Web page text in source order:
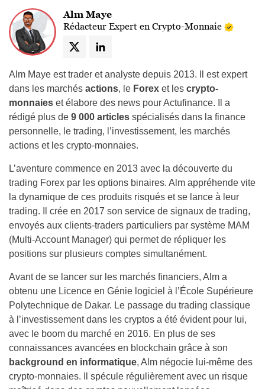
Alm Maye
Rédacteur Expert en Crypto-Monnaie
Alm Maye est trader et analyste depuis 2013. Il est expert
dans les marchés actions, le Forex et les crypto-
monnaies et élabore des news pour Actufinance. Il a
rédigé plus de 9 000 articles spécialisés dans la finance
personnelle, le trading, l’investissement, les marchés
actions et les crypto-monnaies.
L’aventure commence en 2013 avec la découverte du
trading Forex par les options binaires. Alm appréhende vite
la dynamique de ces produits risqués et se lance à leur
trading. Il crée en 2017 son service de signaux de trading,
envoyés aux clients-traders particuliers par système MAM
(Multi-Account Manager) qui permet de répliquer les
positions sur plusieurs comptes simultanément.
Avant de se lancer sur les marchés financiers, Alm a
obtenu une Licence en Génie logiciel à l’École Supérieure
Polytechnique de Dakar. Le passage du trading classique
à l’investissement dans les cryptos a été évident pour lui,
avec le boom du marché en 2016. En plus de ses
connaissances avancées en blockchain grâce à son
background en informatique, Alm négocie lui-même des
crypto-monnaies. Il spécule régulièrement avec un risque